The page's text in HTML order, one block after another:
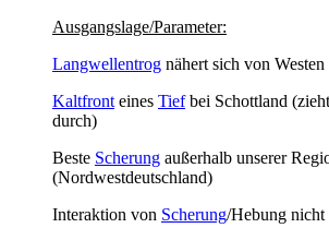
Ausgangslage/Parameter:
Langwellentrog nähert sich von Westen
Kaltfront eines Tiefbei Schottland
durch)
Beste Scherung außerhalb unserer
(Nordwestdeutschland)
Interaktion von Scherung/Hebung nicht